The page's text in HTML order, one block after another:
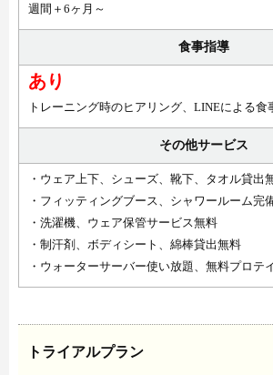
週間＋6ヶ月～
食事指導
あり
トレーニング時のヒアリング、LINEによる食
その他サービス
・ウェア上下、シューズ、靴下、タオル貸出
・フィッティングブース、シャワールーム完
・洗濯機、ウェア保管サービス無料
・制汗剤、ボディシート、綿棒貸出無料
・ウォーターサーバー使い放題、無料プロテ
トライアルプラン